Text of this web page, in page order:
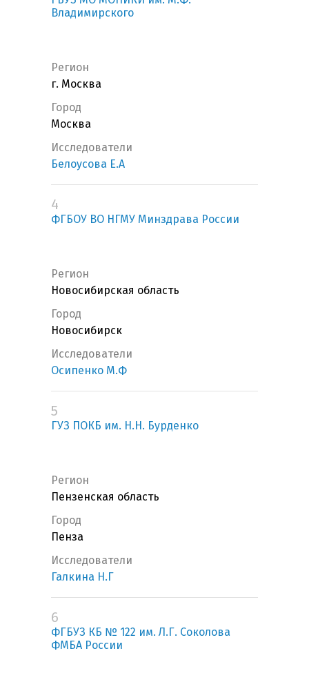
Владимирского
Регион
г. Москва
Город
Москва
Исследователи
Белоусова Е.А
4
ФГБОУ ВО НГМУ Минздрава России
Регион
Новосибирская область
Город
Новосибирск
Исследователи
Осипенко М.Ф
5
ГУЗ ПОКБ им. Н.Н. Бурденко
Регион
Пензенская область
Город
Пенза
Исследователи
Галкина Н.Г
6
ФГБУЗ КБ № 122 им. Л.Г. Соколова
ФМБА России